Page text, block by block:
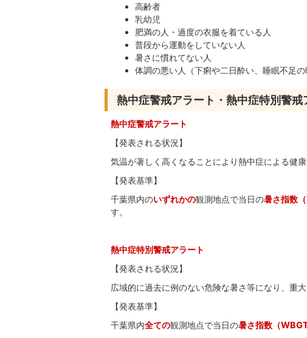
高齢者
乳幼児
肥満の人・過度の衣服を着ている人
普段から運動をしていない人
暑さに慣れてない人
体調の悪い人（下痢や二日酔い、睡眠不足の
熱中症警戒アラート・熱中症特別警戒
熱中症警戒アラート
【発表される状況】
気温が著しく高くなることにより熱中症による健
【発表基準】
千葉県内のいずれかの観測地点で当日の暑さ指数
す。
熱中症特別警戒アラート
【発表される状況】
広域的に過去に例のない危険な暑さ等になり、重
【発表基準】
千葉県内全ての観測地点で当日の暑さ指数（